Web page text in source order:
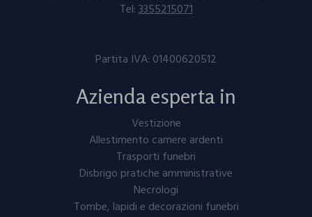
Tel: 3355215071
Partita IVA: ⁠⁠⁠01400620512
Azienda esperta in
Vestizione
Allestimento camere ardenti
Trasporti funebri
Disbrigo pratiche amministrative
Necrologi
Tombe, lapidi e decorazioni funebri